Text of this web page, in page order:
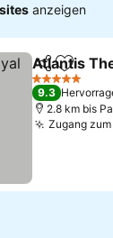
anzeigen
TeilenZu
Atlantis
5 Sterne
9.3
2.8 km bis
Zugang